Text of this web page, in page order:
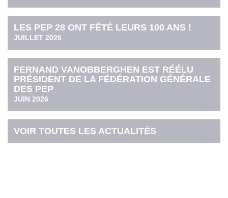
LES PEP 28 ONT FÊTÉ LEURS 100 ANS !
JUILLET 2026
FERNAND VANOBBERGHEN EST RÉÉLU
PRÉSIDENT DE LA FÉDÉRATION GÉNÉRALE
DES PEP
JUIN 2026
VOIR TOUTES LES ACTUALITÉS